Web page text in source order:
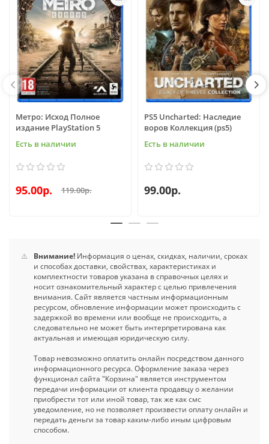
Метро: Исход Полное
издание PlayStation 5
Есть в наличии
95.00р. 119.00р.
PS5 Uncharted: Наследие
воров Коллекция (ps5)
Есть в наличии
99.00р.
⚠️ Внимание! Информация о ценах, скидках, наличии, сроках
и способах доставки, свойствах, характеристиках и
комплектности товаров указана в справочных целях и
носит ознакомительный характер с целью привлечения
внимания. Сайт является частным информационным
ресурсом, обновление информации может происходить с
задержкой во времени или вообще не происходить, а
следовательно не может быть интерпретирована как
актуальная и имеющая юридическую силу.
Товар невозможно оплатить онлайн посредством данного
информационного ресурса. Оформление заказа через
функционал сайта "Корзина" является инструментом
передачи информации от клиента продавцу о желании
приобрести тот или иной товар, так же как смс
уведомление, но не позволяет произвести оплату онлайн и
передать деньги за товар каким-либо иным цифровым
способом.